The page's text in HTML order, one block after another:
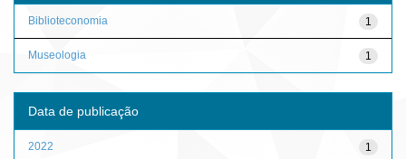
1
Biblioteconomia
1
Museologia
Data de publicação
1
2022